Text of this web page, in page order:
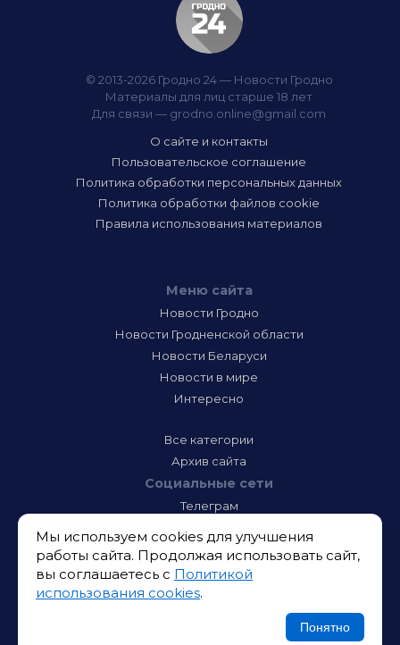
© 2013-2026 Гродно 24 — Новости Гродно
Материалы для лиц старше 18 лет
Для связи — grodno.online@gmail.com
О сайте и контакты
Пользовательское соглашение
Политика обработки персональных данных
Политика обработки файлов cookie
Правила использования материалов
Меню сайта
Новости Гродно
Новости Гродненской области
Новости Беларуси
Новости в мире
Интересно
Все категории
Архив сайта
Социальные сети
Телеграм
Инстаграм
Тик-Ток
Одноклассники
ВК
Мы используем cookies для улучшения
работы сайта. Продолжая использовать сайт,
вы соглашаетесь с Политикой
использования cookies.
Понятно